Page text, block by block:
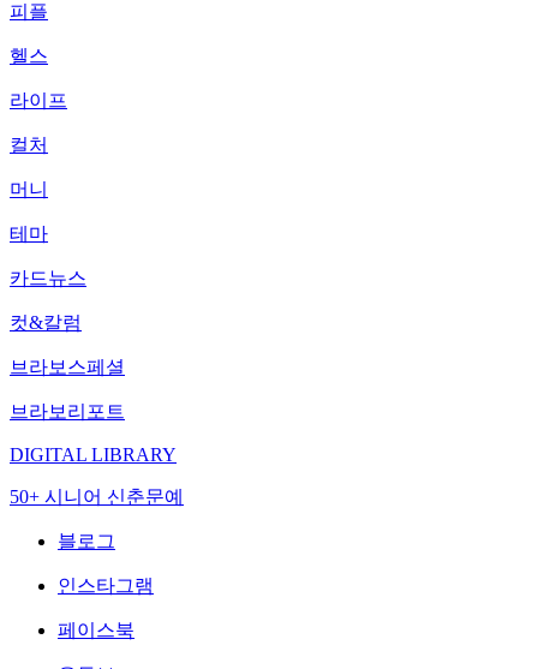
피플
헬스
라이프
컬처
머니
테마
카드뉴스
컷&칼럼
브라보스페셜
브라보리포트
DIGITAL LIBRARY
50+ 시니어 신춘문예
블로그
인스타그램
페이스북